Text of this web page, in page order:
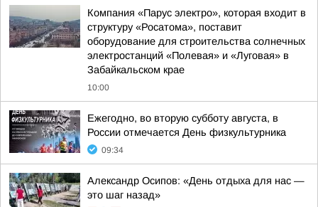
Компания «Парус электро», которая входит в
структуру «Росатома», поставит
оборудование для строительства солнечных
электростанций «Полевая» и «Луговая» в
Забайкальском крае
10:00
Ежегодно, во вторую субботу августа, в
России отмечается День физкультурника
09:34
Александр Осипов: «День отдыха для нас —
это шаг назад»